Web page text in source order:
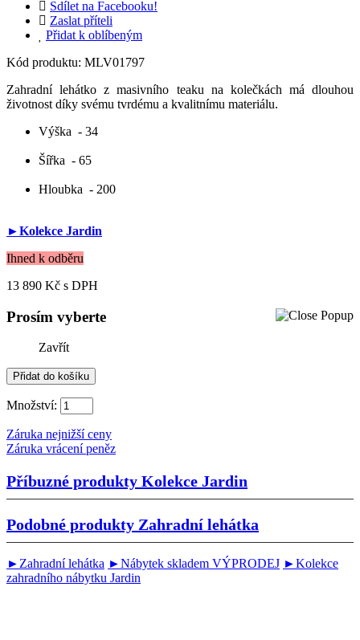
Sdílet na Facebooku!
Zaslat příteli
Přidat k oblíbeným
Kód produktu: MLV01797
Zahradní lehátko z masivního teaku na kolečkách má dlouhou
životnost díky svému tvrdému a kvalitnímu materiálu.
Výška - 34
Šířka - 65
Hloubka - 200
►Kolekce Jardin
Ihned k odběru
13 890 Kč s DPH
Prosím vyberte
Zavřít
Množství:
Záruka nejnižší ceny
Záruka vrácení peněz
Příbuzné produkty Kolekce Jardin
Podobné produkty Zahradní lehátka
►Zahradní lehátka ►Nábytek skladem VÝPRODEJ ►Kolekce
zahradního nábytku Jardin